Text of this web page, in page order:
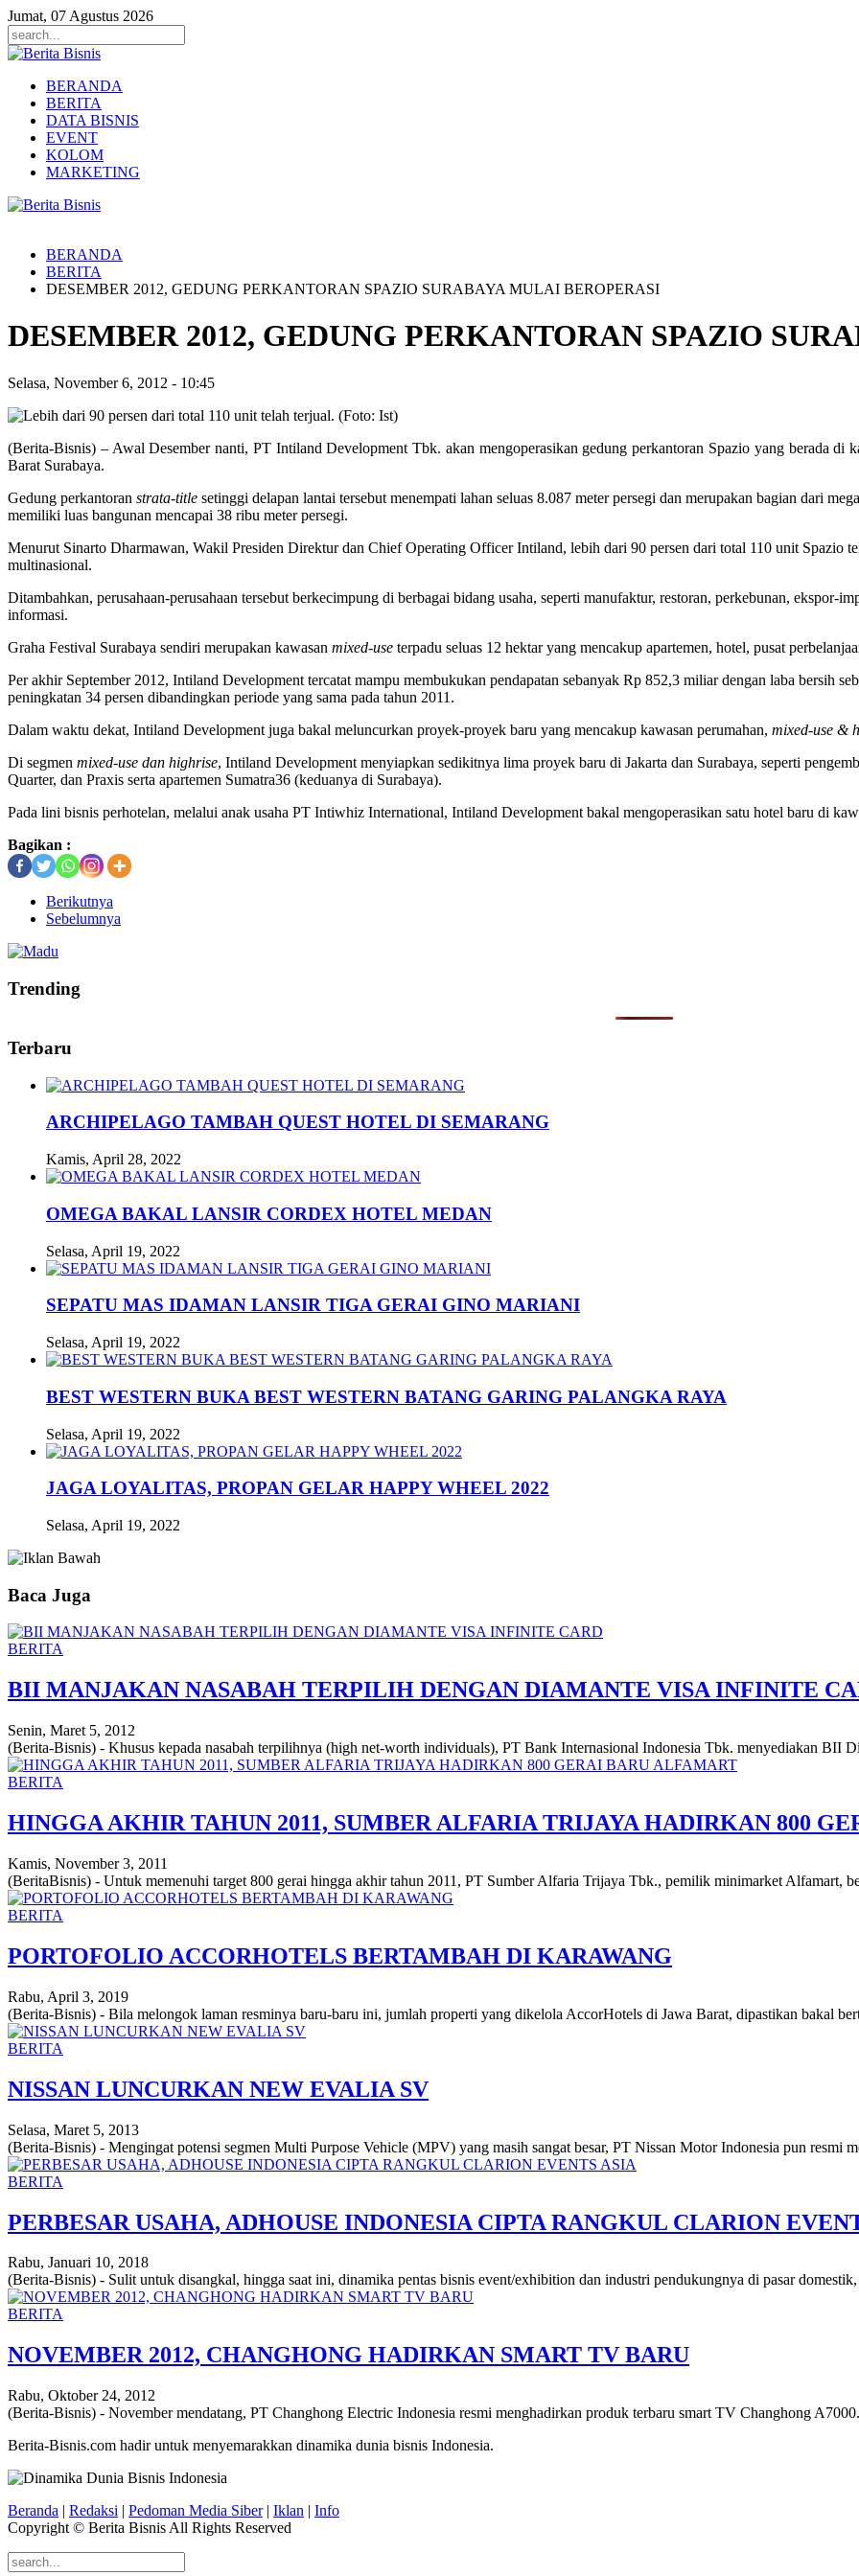
Jumat, 07 Agustus 2026
BERANDA
BERITA
DATA BISNIS
EVENT
KOLOM
MARKETING
BERANDA
BERITA
DESEMBER 2012, GEDUNG PERKANTORAN SPAZIO SURABAYA MULAI BEROPERASI
DESEMBER 2012, GEDUNG PERKANTORAN SPAZIO
Selasa, November 6, 2012 - 10:45
(Berita-Bisnis) – Awal Desember nanti, PT Intiland Development Tbk. akan mengoperasikan gedung perkantoran Spazio yang berada
Barat Surabaya.
Gedung perkantoran strata-title setinggi delapan lantai tersebut menempati lahan seluas 8.087 meter persegi dan merupakan bagian dari
memiliki luas bangunan mencapai 38 ribu meter persegi.
Menurut Sinarto Dharmawan, Wakil Presiden Direktur dan Chief Operating Officer Intiland, lebih dari 90 persen dari total 110 unit Spazio
multinasional.
Ditambahkan, perusahaan-perusahaan tersebut berkecimpung di berbagai bidang usaha, seperti manufaktur, restoran, perkebunan, ekspor-
informasi.
Graha Festival Surabaya sendiri merupakan kawasan mixed-use terpadu seluas 12 hektar yang mencakup apartemen, hotel, pusat
Per akhir September 2012, Intiland Development tercatat mampu membukukan pendapatan sebanyak Rp 852,3 miliar dengan laba bersih
peningkatan 34 persen dibandingkan periode yang sama pada tahun 2011.
Dalam waktu dekat, Intiland Development juga bakal meluncurkan proyek-proyek baru yang mencakup kawasan perumahan, mixed-use &
Di segmen mixed-use dan highrise, Intiland Development menyiapkan sedikitnya lima proyek baru di Jakarta dan Surabaya, seperti
Quarter, dan Praxis serta apartemen Sumatra36 (keduanya di Surabaya).
Pada lini bisnis perhotelan, melalui anak usaha PT Intiwhiz International, Intiland Development bakal mengoperasikan satu hotel baru di
Bagikan :
Berikutnya
Sebelumnya
Trending
Terbaru
ARCHIPELAGO TAMBAH QUEST HOTEL DI SEMARANG
Kamis, April 28, 2022
OMEGA BAKAL LANSIR CORDEX HOTEL MEDAN
Selasa, April 19, 2022
SEPATU MAS IDAMAN LANSIR TIGA GERAI GINO MARIANI
Selasa, April 19, 2022
BEST WESTERN BUKA BEST WESTERN BATANG GARING PALANGKA RAYA
Selasa, April 19, 2022
JAGA LOYALITAS, PROPAN GELAR HAPPY WHEEL 2022
Selasa, April 19, 2022
Baca Juga
BERITA
BII MANJAKAN NASABAH TERPILIH DENGAN DIAMANTE VISA INFINITE
Senin, Maret 5, 2012
(Berita-Bisnis) - Khusus kepada nasabah terpilihnya (high net-worth individuals), PT Bank Internasional Indonesia Tbk. menyediakan BII
BERITA
HINGGA AKHIR TAHUN 2011, SUMBER ALFARIA TRIJAYA HADIRKAN 800
Kamis, November 3, 2011
(BeritaBisnis) - Untuk memenuhi target 800 gerai hingga akhir tahun 2011, PT Sumber Alfaria Trijaya Tbk., pemilik minimarket Alfamart,
BERITA
PORTOFOLIO ACCORHOTELS BERTAMBAH DI KARAWANG
Rabu, April 3, 2019
(Berita-Bisnis) - Bila melongok laman resminya baru-baru ini, jumlah properti yang dikelola AccorHotels di Jawa Barat, dipastikan bakal
BERITA
NISSAN LUNCURKAN NEW EVALIA SV
Selasa, Maret 5, 2013
(Berita-Bisnis) - Mengingat potensi segmen Multi Purpose Vehicle (MPV) yang masih sangat besar, PT Nissan Motor Indonesia pun resmi
BERITA
PERBESAR USAHA, ADHOUSE INDONESIA CIPTA RANGKUL CLARION
Rabu, Januari 10, 2018
(Berita-Bisnis) - Sulit untuk disangkal, hingga saat ini, dinamika pentas bisnis event/exhibition dan industri pendukungnya di pasar
BERITA
NOVEMBER 2012, CHANGHONG HADIRKAN SMART TV BARU
Rabu, Oktober 24, 2012
(Berita-Bisnis) - November mendatang, PT Changhong Electric Indonesia resmi menghadirkan produk terbaru smart TV Changhong
Berita-Bisnis.com hadir untuk menyemarakkan dinamika dunia bisnis Indonesia.
Beranda | Redaksi | Pedoman Media Siber| Iklan | Info
Copyright © Berita Bisnis All Rights Reserved